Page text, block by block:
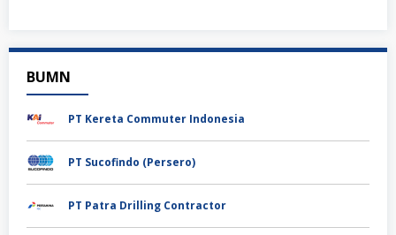
BUMN
PT Kereta Commuter Indonesia
PT Sucofindo (Persero)
PT Patra Drilling Contractor